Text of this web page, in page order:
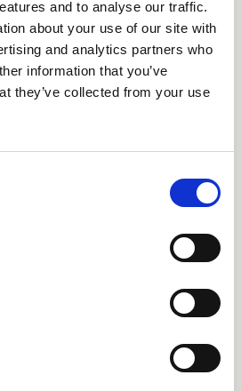
and to analyse our traffic.
about your use of our site with
and analytics partners who
information that you’ve
they’ve collected from your use